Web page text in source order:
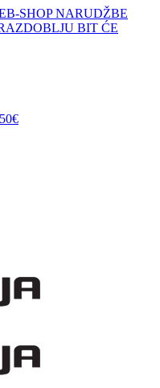
SHOP NARUDŽBE
BIT ĆE